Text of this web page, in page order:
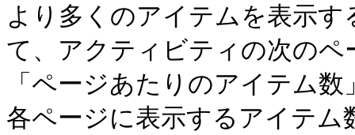
より多くのアイテムを表示
て、アクティビティの次の
「ページあたりのアイテム
各ページに表示するアイテ